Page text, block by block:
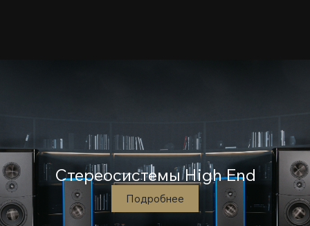
Стереосистемы High End
Подробнее